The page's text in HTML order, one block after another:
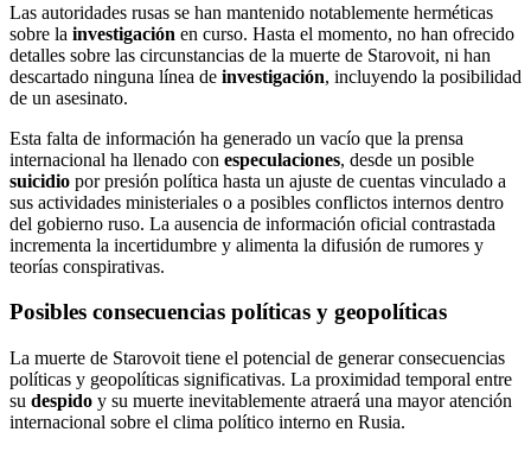
Las autoridades rusas se han mantenido notablemente herméticas
sobre la investigación en curso. Hasta el momento, no han ofrecido
detalles sobre las circunstancias de la muerte de Starovoit, ni han
descartado ninguna línea de investigación, incluyendo la posibilidad
de un asesinato.
Esta falta de información ha generado un vacío que la prensa
internacional ha llenado con especulaciones, desde un posible
suicidio por presión política hasta un ajuste de cuentas vinculado a
sus actividades ministeriales o a posibles conflictos internos dentro
del gobierno ruso. La ausencia de información oficial contrastada
incrementa la incertidumbre y alimenta la difusión de rumores y
teorías conspirativas.
Posibles consecuencias políticas y geopolíticas
La muerte de Starovoit tiene el potencial de generar consecuencias
políticas y geopolíticas significativas. La proximidad temporal entre
su despido y su muerte inevitablemente atraerá una mayor atención
internacional sobre el clima político interno en Rusia.